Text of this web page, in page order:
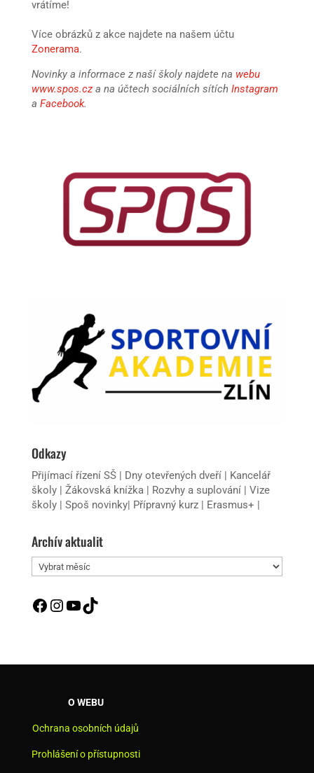
vrátíme!
Více obrázků z akce najdete na našem účtu
Zonerama.
Novinky a informace z naší školy najdete na webu
www.spos.cza na účtech sociálních sítích Instagram
a Facebook.
Odkazy
Přijímací řízení SŠ| Dny otevřených dveří|
Kancelář
školy| Žákovská knížka| Rozvhy a suplování
Vize
školy
Spoš novinky| Přípravný kurz| Erasmus+
Archív aktualit
Archív
aktualit
Facebook
Instagram
YouTube
TikTok
O WEBU
Ochrana osobních údajů
Prohlášení o přístupnosti